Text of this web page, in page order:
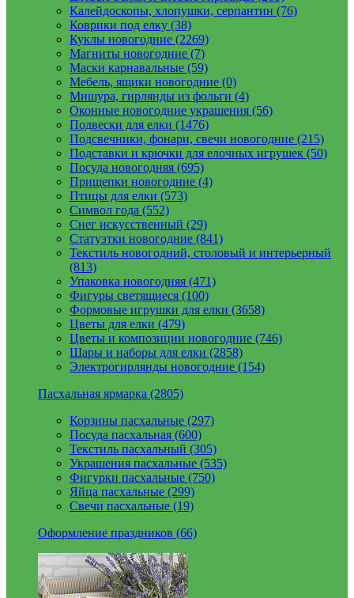
Калейдоскопы, хлопушки, серпантин (76)
Коврики под елку (38)
Куклы новогодние (2269)
Магниты новогодние (7)
Маски карнавальные (59)
Мебель, ящики новогодние (0)
Мишура, гирлянды из фольги (4)
Оконные новогодние украшения (56)
Подвески для елки (1476)
Подсвечники, фонари, свечи новогодние (215)
Подставки и крючки для елочных игрушек (50)
Посуда новогодняя (695)
Прищепки новогодние (4)
Птицы для елки (573)
Символ года (552)
Снег искусственный (29)
Статуэтки новогодние (841)
Текстиль новогодний, столовый и интерьерный
(813)
Упаковка новогодняя (471)
Фигуры светящиеся (100)
Формовые игрушки для елки (3658)
Цветы для елки (479)
Цветы и композиции новогодние (746)
Шары и наборы для елки (2858)
Электрогирлянды новогодние (154)
Пасхальная ярмарка (2805)
Корзины пасхальные (297)
Посуда пасхальная (600)
Текстиль пасхальный (305)
Украшения пасхальные (535)
Фигурки пасхальные (750)
Яйца пасхальные (299)
Свечи пасхальные (19)
Оформление праздников (66)